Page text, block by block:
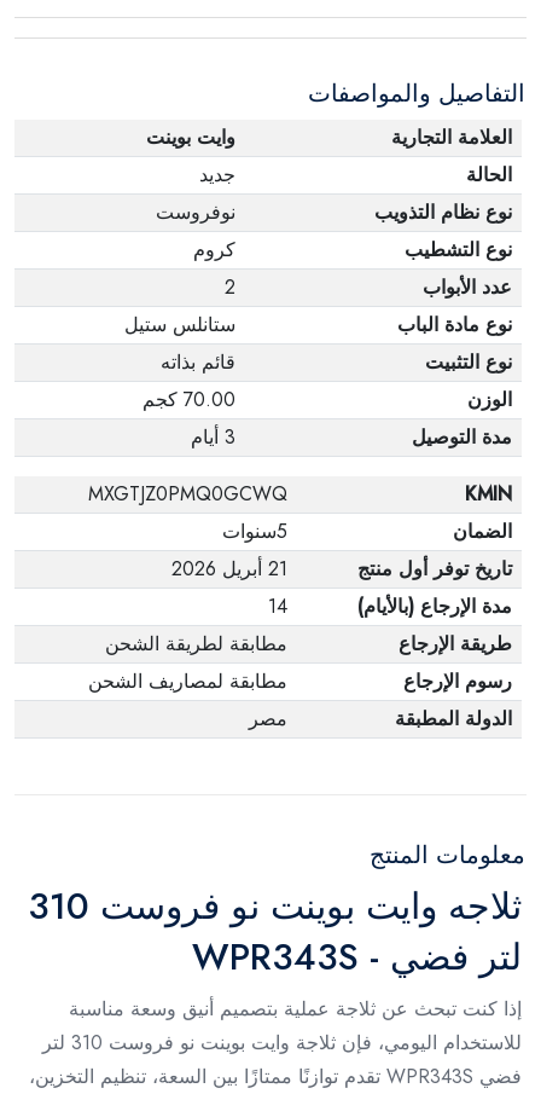
عبوته الأصلية. لاحظ أنه لا يمكن إرجاع المنتجات
وفي عبواتها الأصلية.
التفاصيل والمواصفات
العلامة التجارية
وايت بوينت
الحالة
جديد
نوع نظام التذويب
نوفروست
نوع التشطيب
كروم
عدد الأبواب
2
نوع مادة الباب
ستانلس ستيل
نوع التثبيت
قائم بذاته
الوزن
70.00 كجم
مدة التوصيل
3 أيام
KMIN
MXGTJZ0PMQ0GCWQ
الضمان
5سنوات
تاريخ توفر أول منتج
21 أبريل 2026
مدة الإرجاع (بالأيام)
14
طريقة الإرجاع
مطابقة لطريقة الشحن
رسوم الإرجاع
مطابقة لمصاريف الشحن
الدولة المطبقة
مصر
معلومات المنتج
ثلاجه وايت بوينت نو فروست 310
لتر فضي - WPR343S
إذا كنت تبحث عن ثلاجة عملية بتصميم أنيق وسعة مناسبة
للاستخدام اليومي، فإن ثلاجة وايت بوينت نو فروست 310 لتر
فضي WPR343S تقدم توازنًا ممتازًا بين السعة، تنظيم التخزين،